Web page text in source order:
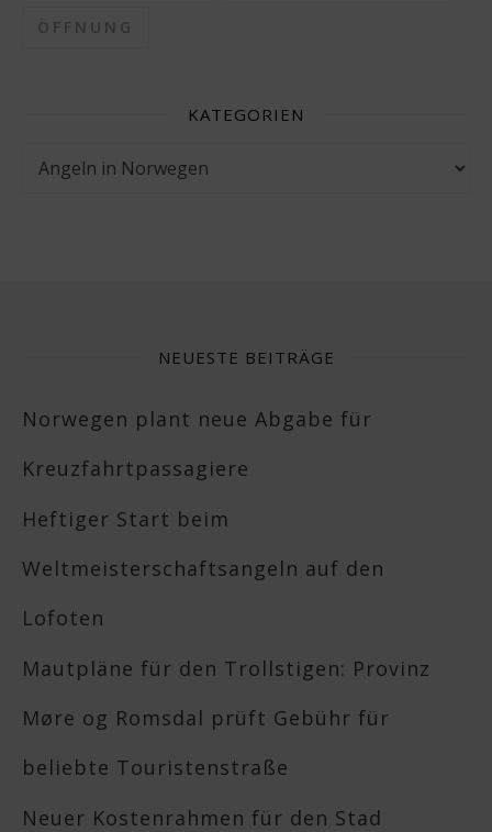
ÖFFNUNG
KATEGORIEN
NEUESTE BEITRÄGE
Norwegen plant neue Abgabe für
Kreuzfahrtpassagiere
Heftiger Start beim
Weltmeisterschaftsangeln auf den
Lofoten
Mautpläne für den Trollstigen: Provinz
Møre og Romsdal prüft Gebühr für
beliebte Touristenstraße
Neuer Kostenrahmen für den Stad